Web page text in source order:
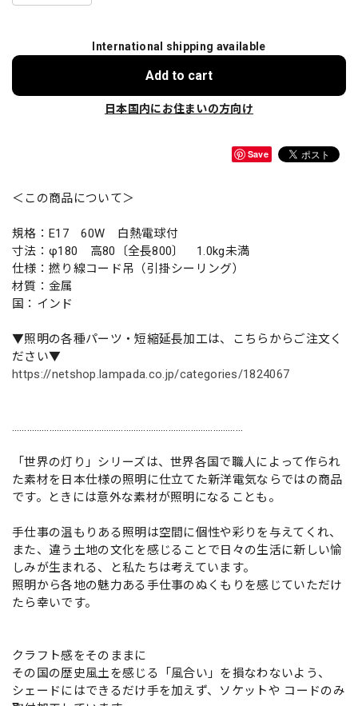
International shipping available
Add to cart
日本国内にお住まいの方向け
Save
＜この商品について＞
規格：E17 60W 白熱電球付
寸法：φ180 高80〔全長800〕 1.0kg未満
仕様：撚り線コード吊（引掛シーリング）
材質：金属
国：インド
▼照明の各種パーツ・短縮延長加工は、こちらからご注文く
ださい▼
https://netshop.lampada.co.jp/categories/1824067
「世界の灯り」シリーズは、世界各国で職人によって作られ
た素材を日本仕様の照明に仕立てた新洋電気ならではの商品
です。ときには意外な素材が照明になることも。
手仕事の温もりある照明は空間に個性や彩りを与えてくれ、
また、違う土地の文化を感じることで日々の生活に新しい愉
しみが生まれる、と私たちは考えています。
照明から各地の魅力ある手仕事のぬくもりを感じていただけ
たら幸いです。
クラフト感をそのままに
その国の歴史風土を感じる「風合い」を損なわないよう、
シェードにはできるだけ手を加えず、ソケットや コードのみ